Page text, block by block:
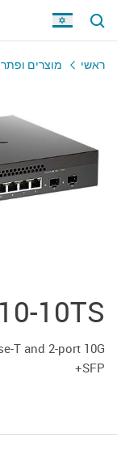
ראשי מוצרים
10TS
T and 2-port 10G
SFP+